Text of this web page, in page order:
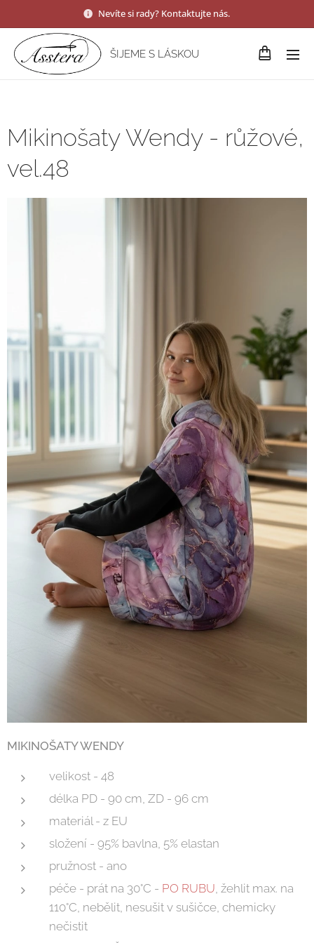
Nevíte si rady? Kontaktujte nás.
ŠIJEME S LÁSKOU
Mikinošaty Wendy - růžové,
vel.48
MIKINOŠATY WENDY
velikost - 48
délka PD - 90 cm, ZD - 96 cm
materiál - z EU
složení - 95% bavlna, 5% elastan
pružnost - ano
péče - prát na 30°C - PO RUBU, žehlit max. na
110°C, nebělit, nesušit v sušičce, chemicky
nečistit